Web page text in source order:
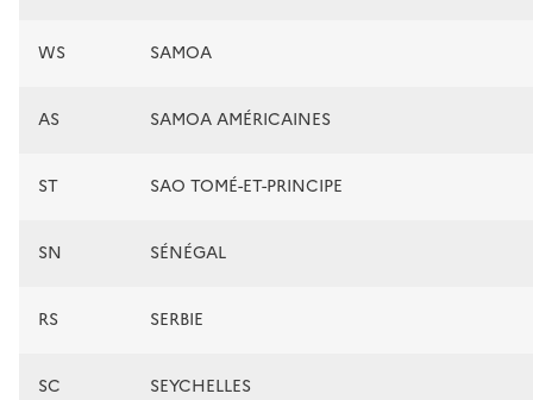
WS SAMOA
AS SAMOA AMÉRICAINES
ST SAO TOMÉ-ET-PRINCIPE
SN SÉNÉGAL
RS SERBIE
SC SEYCHELLES